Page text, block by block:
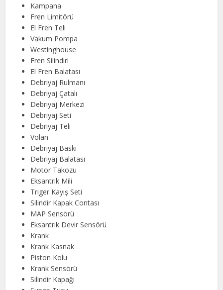
Kampana
Fren Limitörü
El Fren Teli
Vakum Pompa
Westinghouse
Fren Silindiri
El Fren Balatası
Debriyaj Rulmanı
Debriyaj Çatalı
Debriyaj Merkezi
Debriyaj Seti
Debriyaj Teli
Volan
Debriyaj Baskı
Debriyaj Balatası
Motor Takozu
Eksantrik Mili
Triger Kayış Seti
Silindir Kapak Contası
MAP Sensörü
Eksantrik Devir Sensörü
Krank
Krank Kasnak
Piston Kolu
Krank Sensörü
Silindir Kapağı